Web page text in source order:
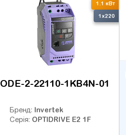
1.1 кВт
1x220
ODE-2-22110-1KB4N-01
Бренд: Invertek
Серія: OPTIDRIVE E2 1F